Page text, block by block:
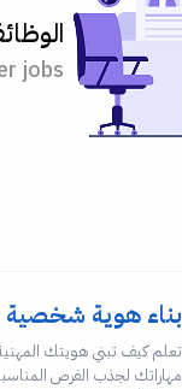
jobs
بناء هوية شخصية
تعلم كيف تبني هويتك المهنية
مهاراتك لجذب الفرص